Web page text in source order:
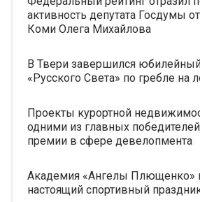
активность депутата Госдумы
Коми Олега Михайлова
В Твери завершился
«Русского Света» по гребле на
Проекты курортной
одними из главных
премии в сфере девелопмента
Академия «Ангелы Плющенко»
настоящий спортивный